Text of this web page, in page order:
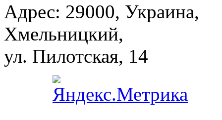
Адрес: 29000, Украина,
Хмельницкий,
ул. Пилотская, 14